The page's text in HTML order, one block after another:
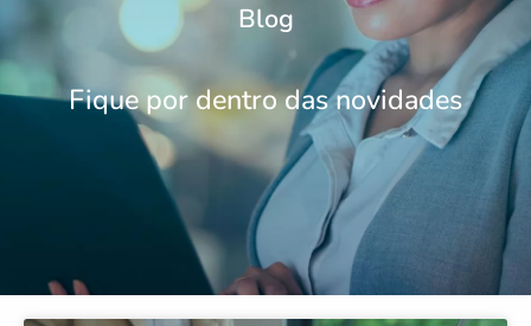
Blog
Fique por dentro das novidades